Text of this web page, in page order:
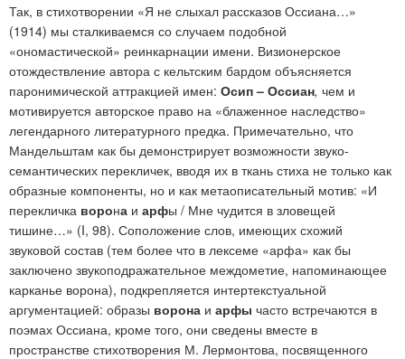
Так, в стихотворении «Я не слыхал рассказов Оссиана…»
(1914) мы сталкиваемся со случаем подобной
«ономастической» реинкарнации имени. Визионерское
отождествление автора с кельтским бардом объясняется
паронимической аттракцией имен: Осип – Оссиан, чем и
мотивируется авторское право на «блаженное наследство»
легендарного литературного предка. Примечательно, что
Мандельштам как бы демонстрирует возможности звуко-
семантических перекличек, вводя их в ткань стиха не только как
образные компоненты, но и как метаописательный мотив: «И
перекличка ворона и арфы / Мне чудится в зловещей
тишине…» (I, 98). Соположение слов, имеющих схожий
звуковой состав (тем более что в лексеме «арфа» как бы
заключено звукоподражательное междометие, напоминающее
карканье ворона), подкрепляется интертекстуальной
аргументацией: образы ворона и арфы часто встречаются в
поэмах Оссиана, кроме того, они сведены вместе в
пространстве стихотворения М. Лермонтова, посвященного